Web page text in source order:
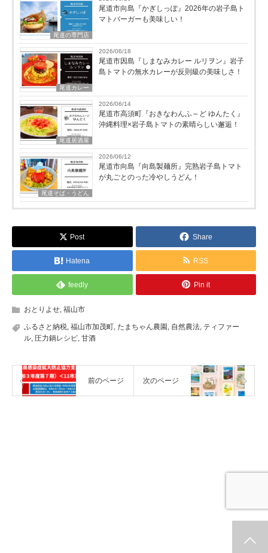
尾道の専門店
尾道市向島『かぎしっぽ』2026年の岩子島ト
マトバーガーも美味しい！
尾道カレー
2026/06/18
尾道市因島『しまなみカレー ルリヲン』岩子
島トマトの無水カレーが反則級の美味しさ！
尾道居酒屋
2026/06/14
尾道市高須町『おきなわんふ～ど ゆんたく』
沖縄料理×岩子島トマトの素晴らしい邂逅！
尾道そば・うどん
2026/06/12
尾道市向島『向島製麺所』完熟岩子島トマト
が丸ごとのった冷やしうどん！
Post Share
Hatena RSS
feedly Pin it
おとりよせ 福山市
ふるさと納税 福山市加茂町 たまちゃん農園 自然農法 ティファー
ル 圧力鍋レシピ 甘酒
前のページ 次のページ
お問合せ